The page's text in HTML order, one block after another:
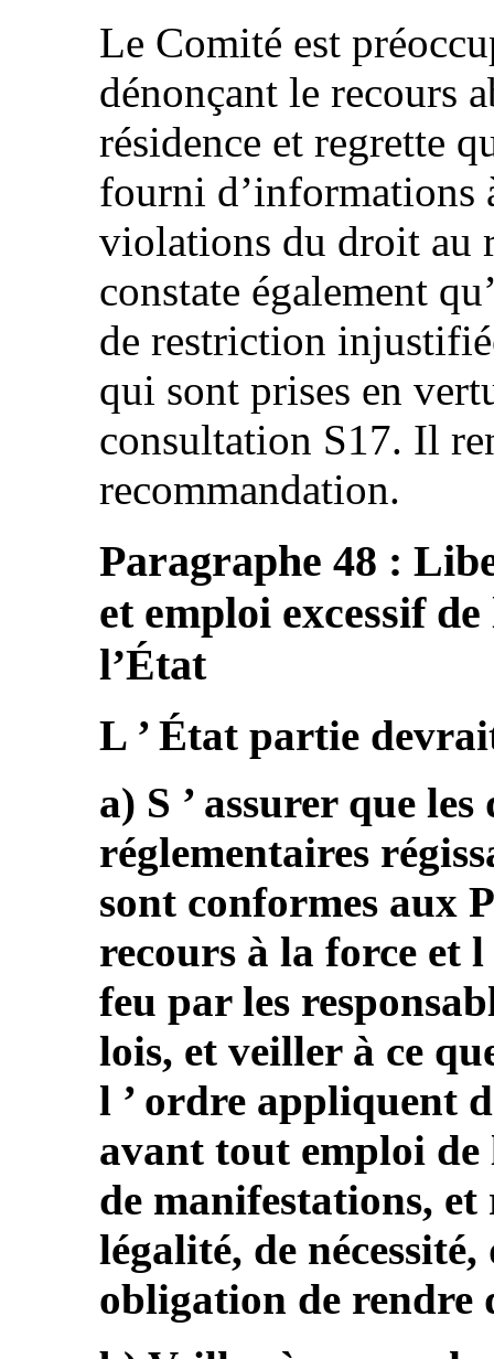
Le Comité est
dénonçant le recours
résidence et regrette
fourni d’informations
violations du droit au
constate également
de restriction
qui sont prises en
consultation S17. Il
recommandation.
Paragraphe 48 :
et emploi excessif
l’État
L ’ État partie
a) S ’ assurer que
réglementaires
sont conformes aux
recours à la force et
feu par les
lois, et veiller à ce
l ’ ordre appliquent
avant tout emploi
de manifestations, et
légalité, de
obligation de rendre